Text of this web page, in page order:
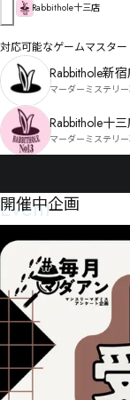
Rabbithole十三店
対応可能なゲームマスター
Rabbithole新
マーダーミステリ
Rabbithole十
マーダーミステリ
Event
開催中企画